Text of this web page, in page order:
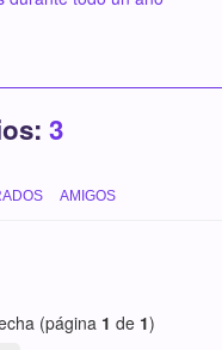
3
AMIGOS
(página 1 de 1)